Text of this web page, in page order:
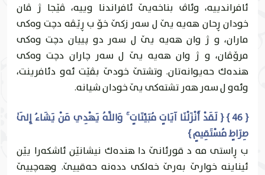
ئافراندییه‌، وئاڤ بناخه‌يێ ئافراندنا وییه‌، ڤێجا ژ ڤان
خودان ڕحان هه‌يه‌ يێ ل سه‌ر زكێ خۆ ب ڕێڤه‌ دچت وه‌كى
ماران، و ژ وان هه‌يه‌ يێ ل سه‌ر دو پییان دچت وه‌كى
مرۆڤان، و ژ وان هه‌يه‌ يێ ل سه‌ر چاران دچت وه‌كى
هنده‌ك حه‌يوانه‌تان. وتشتێ خودێ بڤێت ئه‌و دئافرينت،
وئه‌و ل سه‌ر هه‌ر تشته‌كى يێ خودان شيانه‌.
{ 46 } { لَقَدْ أَنْزَلْنَا آيَاتٍ مُبَيِّنَاتٍ ۚ وَاللَّهُ يَهْدِي مَنْ يَشَاءُ إِلَىٰ
صِرَاطٍ مُسْتَقِيمٍ }
ب ڕاستى مه‌ د قورئانێ دا هنده‌ك نيشانێن ئاشكه‌را يێن
ئيناينه‌ خوارێ به‌رێ خه‌لكى دده‌نه‌ حه‌قییێ. وهه‌چییێ